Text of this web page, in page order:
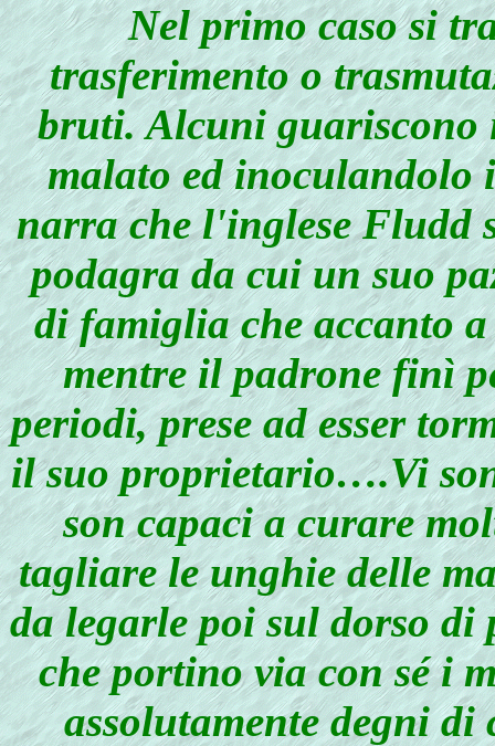
Nel primo caso si
trasferimento o
bruti. Alcuni guariscono
malato ed
narra che l'inglese Fludd
podagra da cui un suo
di famiglia che accanto
mentre il padrone finì
periodi, prese ad esser
il suo proprietario….Vi
son capaci a curare
tagliare le unghie delle
da legarle poi sul dorso di
che portino via con sé i
assolutamente degni